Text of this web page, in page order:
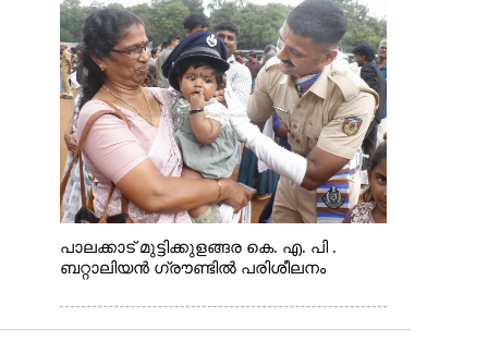
പാലക്കാട് മുട്ടിക്കുളങ്ങര കെ. എ. പി .
ബറ്റാലിയൻ ഗ്രൗണ്ടിൽ പരിശീലനം